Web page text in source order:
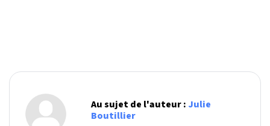
Au sujet de l'auteur : Julie
Boutillier